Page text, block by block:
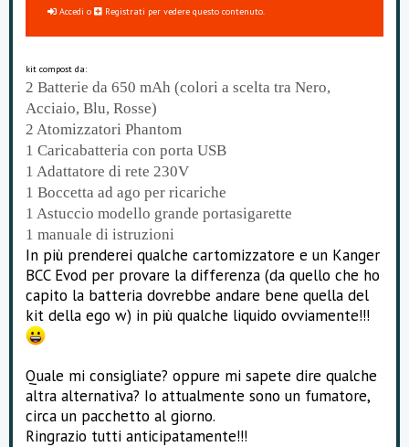
Accedi o Registrati per vedere questo contenuto.
kit compost da:
2 Batterie da 650 mAh (colori a scelta tra Nero,
Acciaio, Blu, Rosse)
2 Atomizzatori Phantom
1 Caricabatteria con porta USB
1 Adattatore di rete 230V
1 Boccetta ad ago per ricariche
1 Astuccio modello grande portasigarette
1 manuale di istruzioni
In più prenderei qualche cartomizzatore e un Kanger
BCC Evod per provare la differenza (da quello che ho
capito la batteria dovrebbe andare bene quella del
kit della ego w) in più qualche liquido ovviamente!!!
Quale mi consigliate? oppure mi sapete dire qualche
altra alternativa? Io attualmente sono un fumatore,
circa un pacchetto al giorno.
Ringrazio tutti anticipatamente!!!